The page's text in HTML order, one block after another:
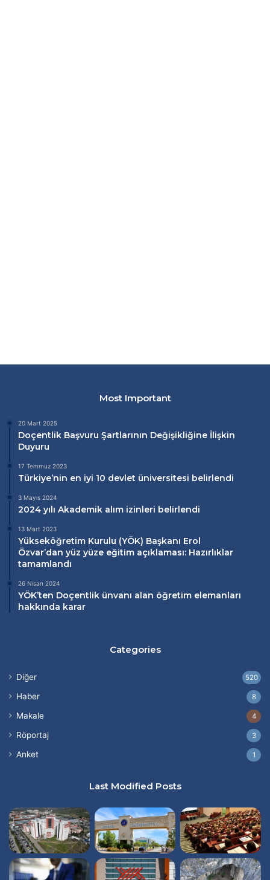
Most Important
20 Mart 2025
Doçentlik Başvuru Şartlarının Değişikliğine İlişkin
Duyuru
17 Temmuz 2023
Türkiye’nin en iyi 10 devlet üniversitesi belirlendi
3 Mayıs 2024
2024 yılı Akademik alım izinleri belirlendi
13 Mart 2023
Yükseköğretim Kurulu (YÖK) Başkanı Erol
Özvar’dan yüz yüze eğitim açıklaması: Hazırlıklar
tamamlandı
26 Nisan 2024
YÖK’ten Doçentlik ünvanı alan öğretim elemanları
hakkında karar
Categories
Diğer 520
Haber 8
Makale 4
Röportaj 3
Anket 1
Last Modified Posts